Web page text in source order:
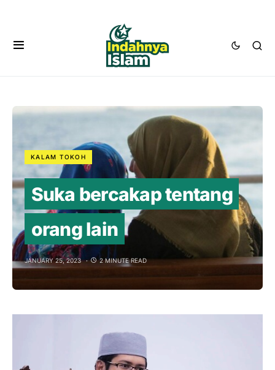
KALAM TOKOH
Suka bercakap tentang
orang lain
JANUARY 25, 2023 2 MINUTE READ